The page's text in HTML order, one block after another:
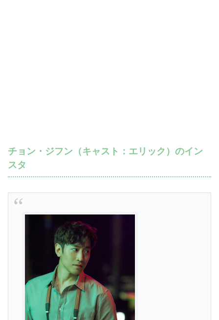
チョン・ジフン（キャスト：エリック）のイン
スタ